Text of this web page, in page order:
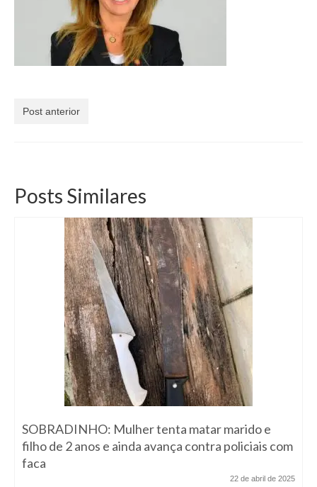
Currículo
Post anterior
Posts Similares
SOBRADINHO: Mulher tenta matar marido e
filho de 2 anos e ainda avança contra policiais com
faca
22 de abril de 2025